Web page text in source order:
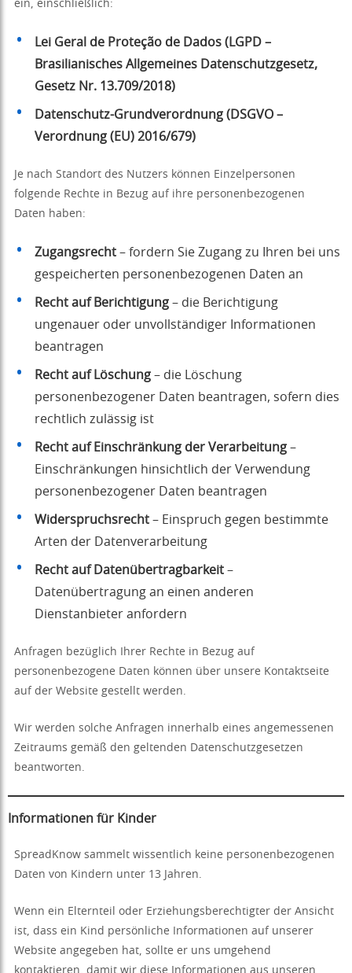
ein, einschließlich:
Lei Geral de Proteção de Dados (LGPD –
Brasilianisches Allgemeines Datenschutzgesetz,
Gesetz Nr. 13.709/2018)
Datenschutz-Grundverordnung (DSGVO –
Verordnung (EU) 2016/679)
Je nach Standort des Nutzers können Einzelpersonen
folgende Rechte in Bezug auf ihre personenbezogenen
Daten haben:
Zugangsrecht – fordern Sie Zugang zu Ihren bei uns
gespeicherten personenbezogenen Daten an
Recht auf Berichtigung – die Berichtigung
ungenauer oder unvollständiger Informationen
beantragen
Recht auf Löschung – die Löschung
personenbezogener Daten beantragen, sofern dies
rechtlich zulässig ist
Recht auf Einschränkung der Verarbeitung –
Einschränkungen hinsichtlich der Verwendung
personenbezogener Daten beantragen
Widerspruchsrecht – Einspruch gegen bestimmte
Arten der Datenverarbeitung
Recht auf Datenübertragbarkeit –
Datenübertragung an einen anderen
Dienstanbieter anfordern
Anfragen bezüglich Ihrer Rechte in Bezug auf
personenbezogene Daten können über unsere Kontaktseite
auf der Website gestellt werden.
Wir werden solche Anfragen innerhalb eines angemessenen
Zeitraums gemäß den geltenden Datenschutzgesetzen
beantworten.
Informationen für Kinder
SpreadKnow sammelt wissentlich keine personenbezogenen
Daten von Kindern unter 13 Jahren.
Wenn ein Elternteil oder Erziehungsberechtigter der Ansicht
ist, dass ein Kind persönliche Informationen auf unserer
Website angegeben hat, sollte er uns umgehend
kontaktieren, damit wir diese Informationen aus unseren